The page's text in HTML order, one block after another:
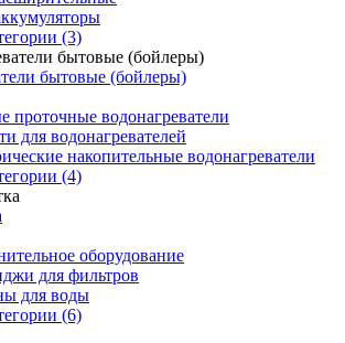
(3)
бытовые (бойлеры)
проточные водонагреватели
для водонагревателей
накопительные водонагреватели
(4)
оборудование
для фильтров
для воды
(6)